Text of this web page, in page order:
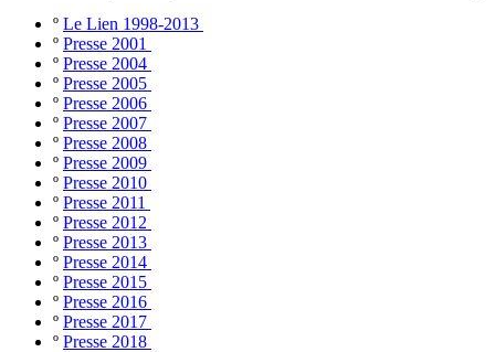
º Le Lien 1998-2013
º Presse 2001
º Presse 2004
º Presse 2005
º Presse 2006
º Presse 2007
º Presse 2008
º Presse 2009
º Presse 2010
º Presse 2011
º Presse 2012
º Presse 2013
º Presse 2014
º Presse 2015
º Presse 2016
º Presse 2017
º Presse 2018